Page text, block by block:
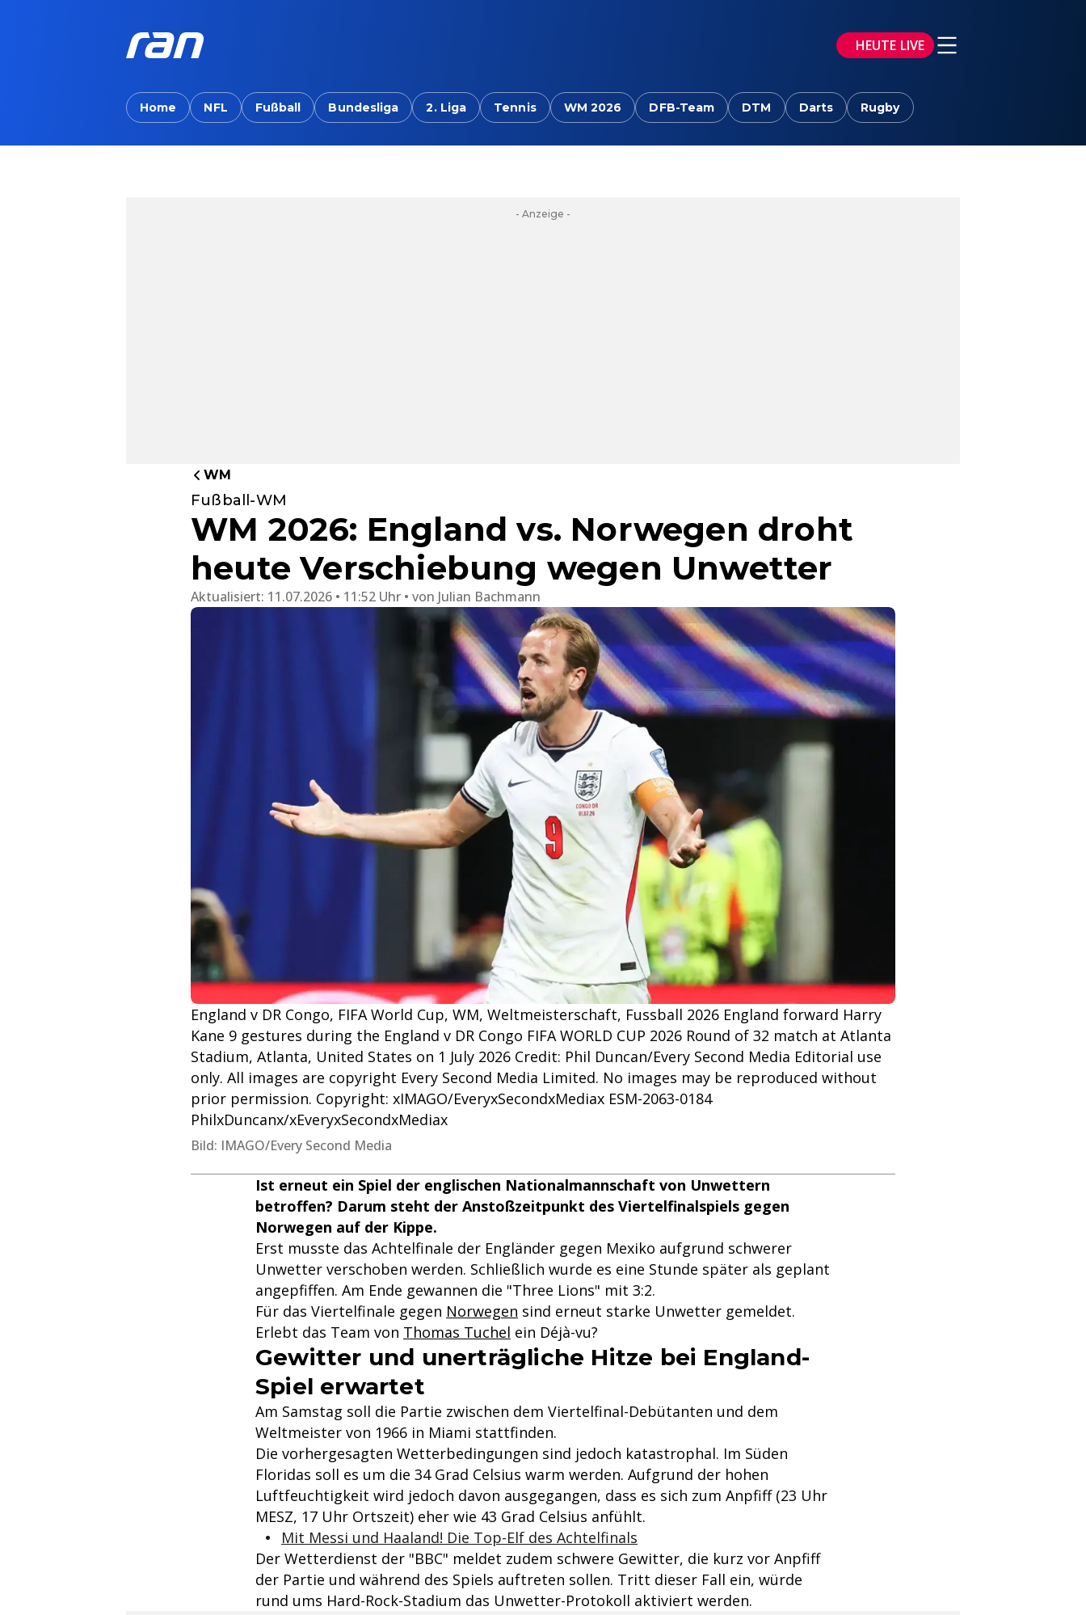
HEUTE LIVE
Home NFL Fußball Bundesliga 2. Liga Tennis WM 2026 DFB-Team DTM Darts Rugby
- Anzeige -
WM
Fußball-WM
WM 2026: England vs. Norwegen droht
heute Verschiebung wegen Unwetter
Aktualisiert: 11.07.2026 • 11:52 Uhr von Julian Bachmann
England v DR Congo, FIFA World Cup, WM, Weltmeisterschaft, Fussball 2026 England forward Harry
Kane 9 gestures during the England v DR Congo FIFA WORLD CUP 2026 Round of 32 match at Atlanta
Stadium, Atlanta, United States on 1 July 2026 Credit: Phil Duncan/Every Second Media Editorial use
only. All images are copyright Every Second Media Limited. No images may be reproduced without
prior permission. Copyright: xIMAGO/EveryxSecondxMediax ESM-2063-0184
PhilxDuncanx/xEveryxSecondxMediax
Bild: IMAGO/Every Second Media
Ist erneut ein Spiel der englischen Nationalmannschaft von Unwettern
betroffen? Darum steht der Anstoßzeitpunkt des Viertelfinalspiels gegen
Norwegen auf der Kippe.
Erst musste das Achtelfinale der Engländer gegen Mexiko aufgrund schwerer
Unwetter verschoben werden. Schließlich wurde es eine Stunde später als geplant
angepfiffen. Am Ende gewannen die "Three Lions" mit 3:2.
Für das Viertelfinale gegen Norwegen sind erneut starke Unwetter gemeldet.
Erlebt das Team von Thomas Tuchel ein Déjà-vu?
Gewitter und unerträgliche Hitze bei England-
Spiel erwartet
Am Samstag soll die Partie zwischen dem Viertelfinal-Debütanten und dem
Weltmeister von 1966 in Miami stattfinden.
Die vorhergesagten Wetterbedingungen sind jedoch katastrophal. Im Süden
Floridas soll es um die 34 Grad Celsius warm werden. Aufgrund der hohen
Luftfeuchtigkeit wird jedoch davon ausgegangen, dass es sich zum Anpfiff (23 Uhr
MESZ, 17 Uhr Ortszeit) eher wie 43 Grad Celsius anfühlt.
Mit Messi und Haaland! Die Top-Elf des Achtelfinals
Der Wetterdienst der "BBC" meldet zudem schwere Gewitter, die kurz vor Anpfiff
der Partie und während des Spiels auftreten sollen. Tritt dieser Fall ein, würde
rund ums Hard-Rock-Stadium das Unwetter-Protokoll aktiviert werden.